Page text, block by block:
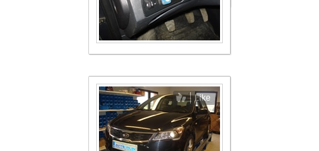
Like